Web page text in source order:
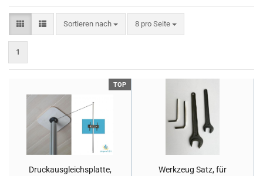
Sortieren nach
Sortieren nach 8 pro Seite
pro Seite
1
TOP
Druck­aus­gleichs­plat­te,
Werk­zeug Satz, für